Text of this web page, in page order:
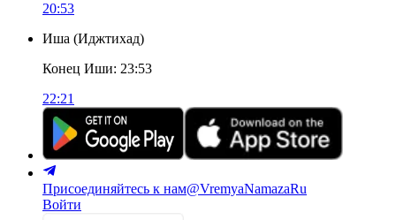
20:53
Иша (Иджтихад)
Конец Иши: 23:53
22:21
Присоединяйтесь к нам@VremyaNamazaRu
Войти